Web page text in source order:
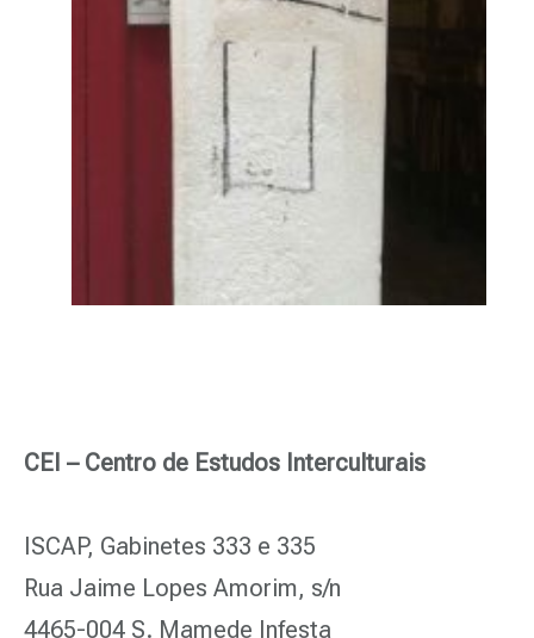
CEI – Centro de Estudos Interculturais
ISCAP, Gabinetes 333 e 335
Rua Jaime Lopes Amorim, s/n
4465-004 S. Mamede Infesta